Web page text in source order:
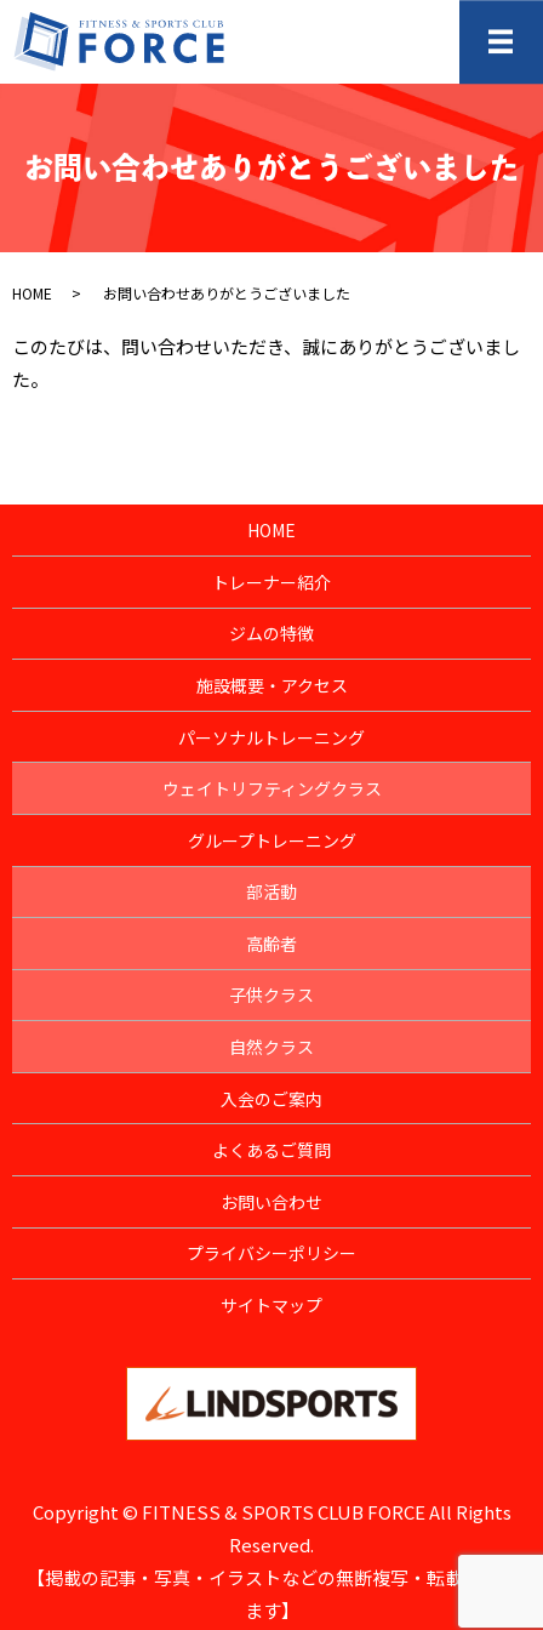
お問い合わせありがとうございました
HOME お問い合わせありがとうございました
このたびは、問い合わせいただき、誠にありがとうございまし
た。
HOME
トレーナー紹介
ジムの特徴
施設概要・アクセス
パーソナルトレーニング
ウェイトリフティングクラス
グループトレーニング
部活動
高齢者
子供クラス
自然クラス
入会のご案内
よくあるご質問
お問い合わせ
プライバシーポリシー
サイトマップ
Copyright © FITNESS & SPORTS CLUB FORCE All Rights
Reserved.
【掲載の記事・写真・イラストなどの無断複写・転載を禁じ
ます】